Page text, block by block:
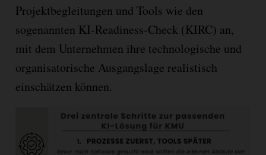
Projektbegleitungen und Tools wie den
sogenannten KI-Readiness-Check (KIRC) an,
mit dem Unternehmen ihre technologische und
organisatorische Ausgangslage realistisch
einschätzen können.